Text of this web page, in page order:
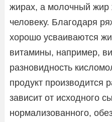
жирах, а молочный жир
человеку. Благодаря
хорошо усваиваются
витамины, например,
разновидность
продукт производится
зависит от исходного
нормализованного,